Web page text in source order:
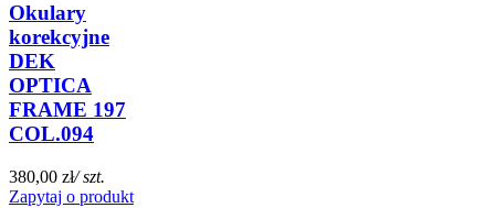
Okulary
korekcyjne
DEK
OPTICA
FRAME 197
COL.094
380,00 zł/ szt.
Zapytaj o produkt